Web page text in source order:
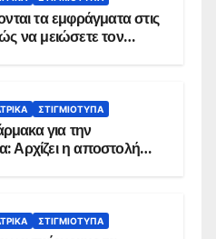
τα εμφράγματα στις
να μειώσετε τον
ΣΤΙΓΜΙΌΤΥΠΑ
για την
Αρχίζει η αποστολή
ΣΤΙΓΜΙΌΤΥΠΑ